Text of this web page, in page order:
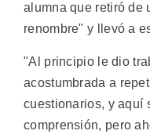
alumna que retiró de
renombre" y llevó a
"Al principio le dio
acostumbrada a
cuestionarios, y aquí
comprensión, pero